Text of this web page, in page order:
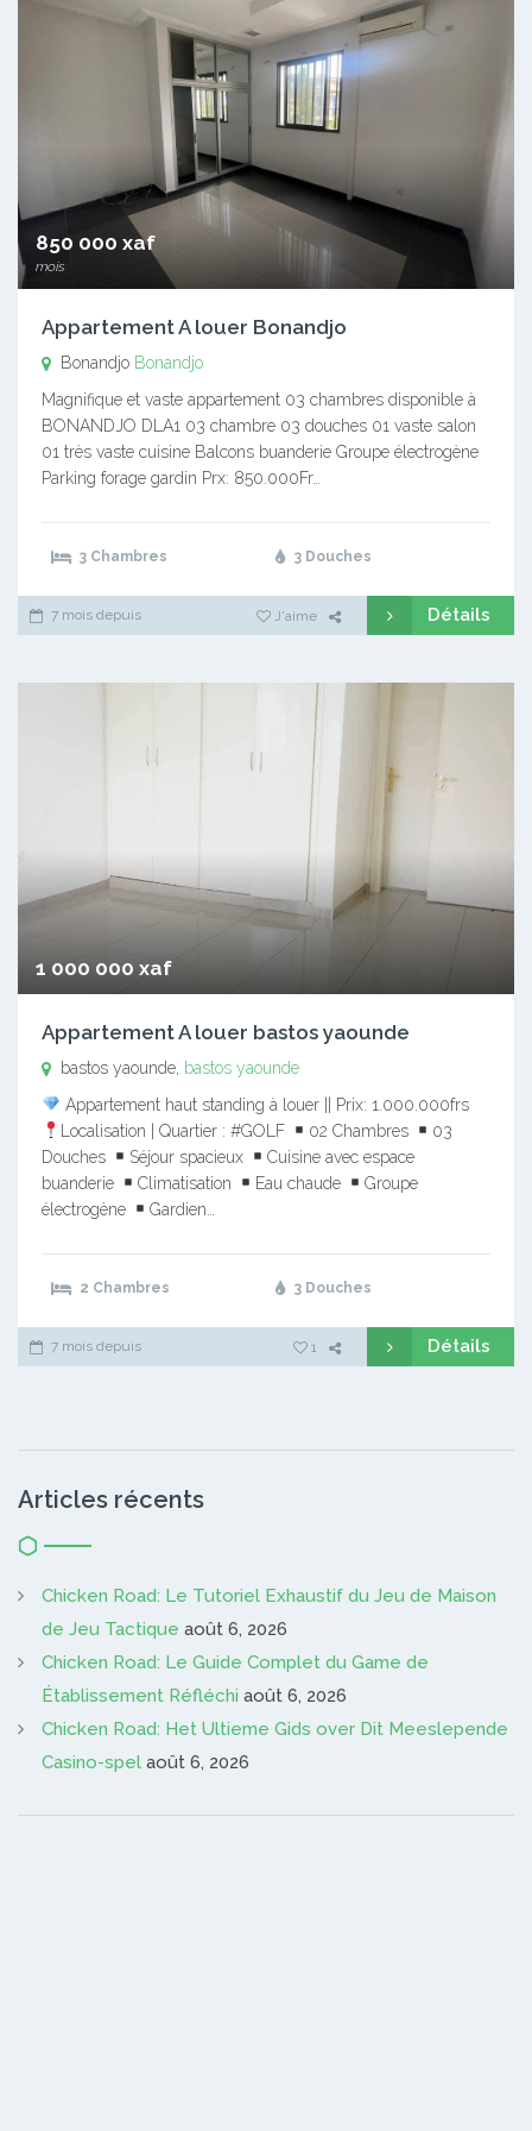
850 000 xaf
mois
Appartement A louer Bonandjo
Bonandjo Bonandjo
Magnifique et vaste appartement 03 chambres disponible à
BONANDJO DLA1 03 chambre 03 douches 01 vaste salon
01 très vaste cuisine Balcons buanderie Groupe électrogène
Parking forage gardin Prx: 850.000Fr…
3 Chambres 3 Douches
7 mois depuis J'aime Détails
1 000 000 xaf
Appartement A louer bastos yaounde
bastos yaounde, bastos yaounde
Appartement haut standing à louer || Prix: 1.000.000frs
Localisation | Quartier : #GOLF
02 Chambres
03
Douches
Séjour spacieux
Cuisine avec espace
buanderie
Climatisation Eau chaude
Groupe
électrogène
Gardien…
2 Chambres 3 Douches
7 mois depuis 1 Détails
Articles récents
Chicken Road: Le Tutoriel Exhaustif du Jeu de Maison
de Jeu Tactique août 6, 2026
Chicken Road: Le Guide Complet du Game de
Établissement Réfléchi août 6, 2026
Chicken Road: Het Ultieme Gids over Dit Meeslepende
Casino-spel août 6, 2026